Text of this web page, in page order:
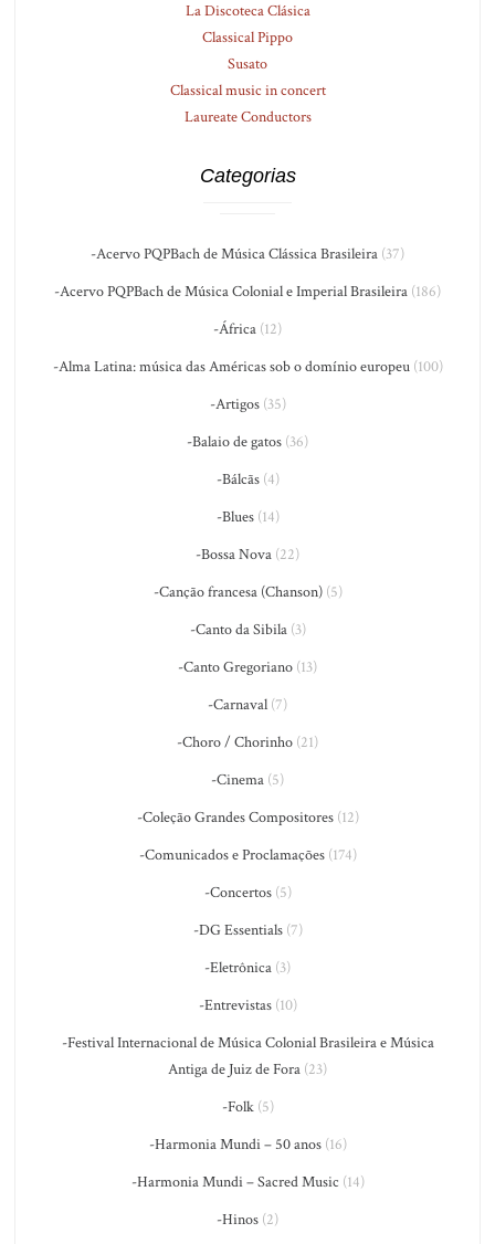
La Discoteca Clásica
Classical Pippo
Susato
Classical music in concert
Laureate Conductors
Categorias
-Acervo PQPBach de Música Clássica Brasileira (37)
-Acervo PQPBach de Música Colonial e Imperial Brasileira (186)
-África (12)
-Alma Latina: música das Américas sob o domínio europeu(100)
-Artigos(35)
-Balaio de gatos (36)
-Bálcãs(4)
-Blues(14)
-Bossa Nova (22)
-Canção francesa (Chanson)(5)
-Canto da Sibila(3)
-Canto Gregoriano (13)
-Carnaval (7)
-Choro / Chorinho (21)
-Cinema (5)
-Coleção Grandes Compositores(12)
-Comunicados e Proclamações(174)
-Concertos(5)
-DG Essentials(7)
-Eletrônica (3)
-Entrevistas(10)
-Festival Internacional de Música Colonial Brasileira e Música
Antiga de Juiz de Fora (23)
-Folk(5)
-Harmonia Mundi – 50 anos(16)
-Harmonia Mundi – Sacred Music (14)
-Hinos (2)